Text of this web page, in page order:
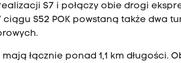
S7 i połączy obie drogi
ciągu S52 POK powstaną także dwa
łącznie ponad 1,1 km długości.